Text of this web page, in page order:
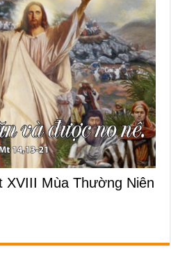
XVIII Mùa Thường Niên